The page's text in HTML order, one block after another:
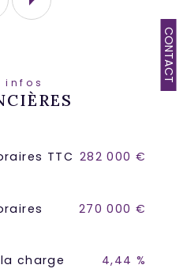
CONTACT
infos
TTC 282 000 €
270 000 €
charge
4,44 %